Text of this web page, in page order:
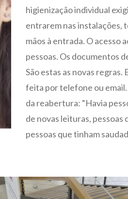
higienização individual
entrarem nas instalações,
mãos à entrada. O acesso
pessoas. Os documentos
São estas as novas
feita por telefone ou
da reabertura: “Havia
de novas leituras,
pessoas que tinham